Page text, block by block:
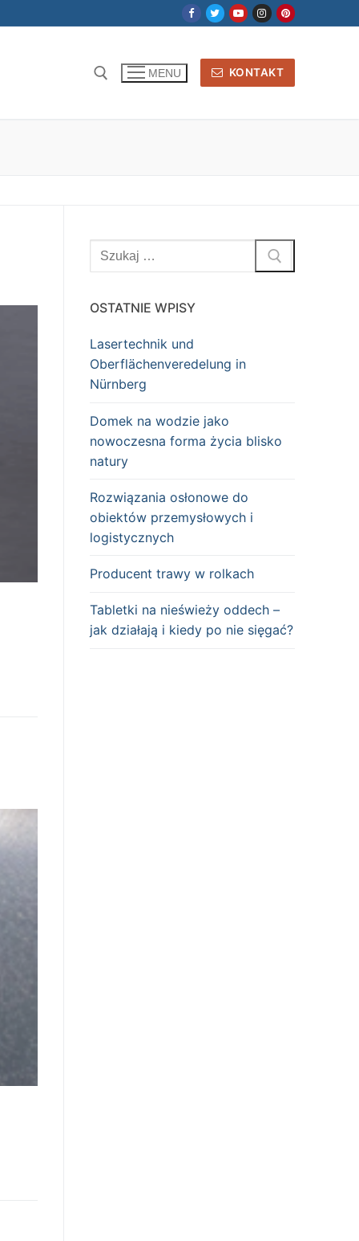
MENU KONTAKT
Szukaj:
OSTATNIE WPISY
Lasertechnik und
Oberflächenveredelung in
Nürnberg
Domek na wodzie jako
nowoczesna forma życia blisko
natury
Rozwiązania osłonowe do
obiektów przemysłowych i
logistycznych
Producent trawy w rolkach
Tabletki na nieświeży oddech –
jak działają i kiedy po nie sięgać?